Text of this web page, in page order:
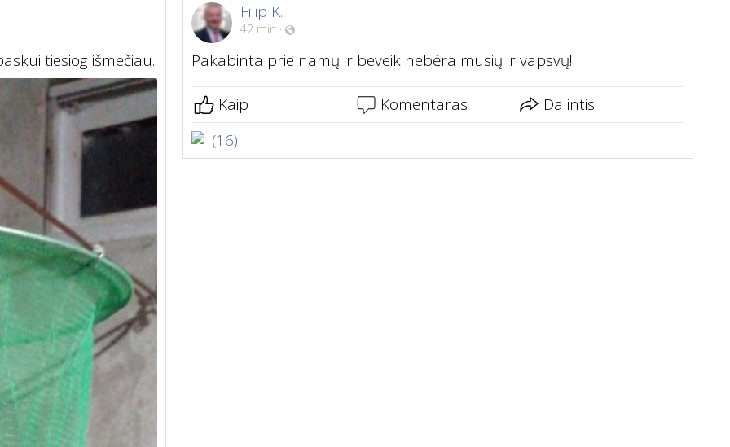
tiesiog išmečiau.
Filip K.
42 min ·
Pakabinta prie namų ir beveik nebėra musių ir vapsvų!
Kaip Komentaras
Dalintis
(16)